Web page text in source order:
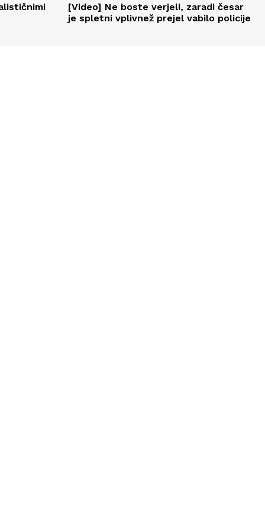
[Video] Ne boste verjeli, zaradi česar
je spletni vplivnež prejel vabilo policije